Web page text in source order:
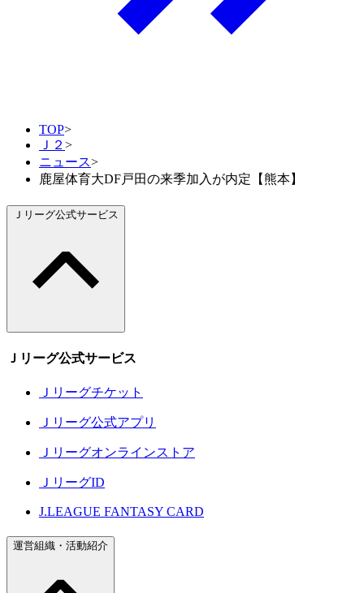
TOP>
Ｊ２ >
ニュース>
鹿屋体育大DF戸田の来季加入が内定【熊本】
Ｊリーグ公式サービス
Ｊリーグ公式サービス
Ｊリーグチケット
Ｊリーグ公式アプリ
Ｊリーグオンラインストア
ＪリーグID
J.LEAGUE FANTASY CARD
運営組織・活動紹介